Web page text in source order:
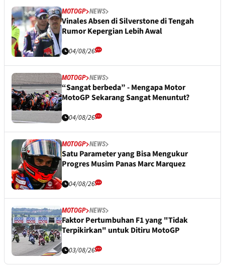
MOTOGP NEWS
Vinales Absen di Silverstone di Tengah
Rumor Kepergian Lebih Awal
04/08/26
MOTOGP NEWS
“Sangat berbeda” - Mengapa Motor
MotoGP Sekarang Sangat Menuntut?
04/08/26
MOTOGP NEWS
Satu Parameter yang Bisa Mengukur
Progres Musim Panas Marc Marquez
04/08/26
MOTOGP NEWS
Faktor Pertumbuhan F1 yang "Tidak
Terpikirkan" untuk Ditiru MotoGP
03/08/26